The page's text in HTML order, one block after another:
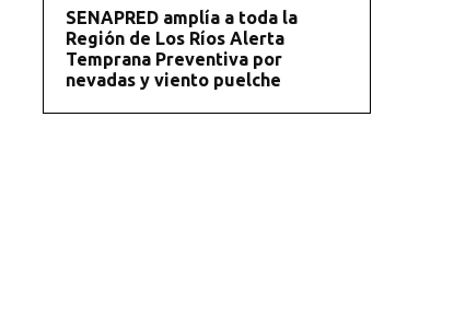
SENAPRED amplía a toda la
Región de Los Ríos Alerta
Temprana Preventiva por
nevadas y viento puelche